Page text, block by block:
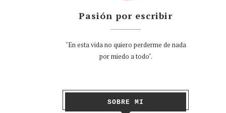
Pasión por escribir
"En esta vida no quiero perderme de nada
por miedo a todo".
SOBRE MI